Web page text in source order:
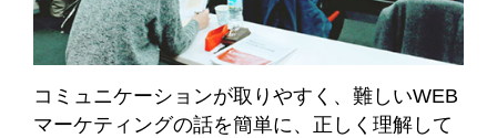
コミュニケーションが取りやすく、難しいWEB
マーケティングの話を簡単に、正しく理解して